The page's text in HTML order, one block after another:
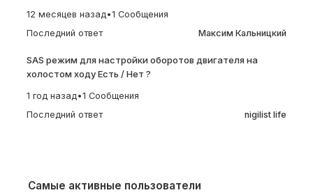
12 месяцев назад•1 Сообщения
Последний ответ
Максим Кальницкий
SAS режим для настройки оборотов двигателя на
холостом ходу Есть / Нет ?
1 год назад•1 Сообщения
Последний ответ
nigilist life
Самые активные пользователи